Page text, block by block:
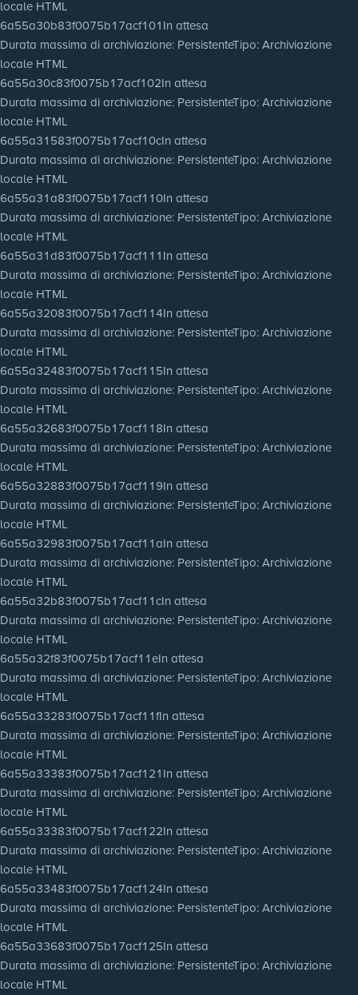
locale HTML
6a55a30b83f0075b17acf101In attesa
Durata massima di archiviazione: PersistenteTipo: Archiviazione
locale HTML
6a55a30c83f0075b17acf102In attesa
Durata massima di archiviazione: PersistenteTipo: Archiviazione
locale HTML
6a55a31583f0075b17acf10cIn attesa
Durata massima di archiviazione: PersistenteTipo: Archiviazione
locale HTML
6a55a31a83f0075b17acf110In attesa
Durata massima di archiviazione: PersistenteTipo: Archiviazione
locale HTML
6a55a31d83f0075b17acf111In attesa
Durata massima di archiviazione: PersistenteTipo: Archiviazione
locale HTML
6a55a32083f0075b17acf114In attesa
Durata massima di archiviazione: PersistenteTipo: Archiviazione
locale HTML
6a55a32483f0075b17acf115In attesa
Durata massima di archiviazione: PersistenteTipo: Archiviazione
locale HTML
6a55a32683f0075b17acf118In attesa
Durata massima di archiviazione: PersistenteTipo: Archiviazione
locale HTML
6a55a32883f0075b17acf119In attesa
Durata massima di archiviazione: PersistenteTipo: Archiviazione
locale HTML
6a55a32983f0075b17acf11aIn attesa
Durata massima di archiviazione: PersistenteTipo: Archiviazione
locale HTML
6a55a32b83f0075b17acf11cIn attesa
Durata massima di archiviazione: PersistenteTipo: Archiviazione
locale HTML
6a55a32f83f0075b17acf11eIn attesa
Durata massima di archiviazione: PersistenteTipo: Archiviazione
locale HTML
6a55a33283f0075b17acf11fIn attesa
Durata massima di archiviazione: PersistenteTipo: Archiviazione
locale HTML
6a55a33383f0075b17acf121In attesa
Durata massima di archiviazione: PersistenteTipo: Archiviazione
locale HTML
6a55a33383f0075b17acf122In attesa
Durata massima di archiviazione: PersistenteTipo: Archiviazione
locale HTML
6a55a33483f0075b17acf124In attesa
Durata massima di archiviazione: PersistenteTipo: Archiviazione
locale HTML
6a55a33683f0075b17acf125In attesa
Durata massima di archiviazione: PersistenteTipo: Archiviazione
locale HTML